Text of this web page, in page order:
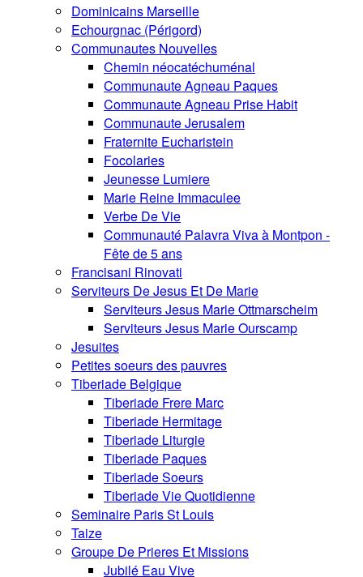
Dominicains Marseille
Echourgnac (Périgord)
Communautes Nouvelles
Chemin néocatéchuménal
Communaute Agneau Paques
Communaute Agneau Prise Habit
Communaute Jerusalem
Fraternite Eucharistein
Focolaries
Jeunesse Lumiere
Marie Reine Immaculee
Verbe De Vie
Communauté Palavra Viva à Montpon -
Fête de 5 ans
Francisani Rinovati
Serviteurs De Jesus Et De Marie
Serviteurs Jesus Marie Ottmarscheim
Serviteurs Jesus Marie Ourscamp
Jesuites
Petites soeurs des pauvres
Tiberiade Belgique
Tiberiade Frere Marc
Tiberiade Hermitage
Tiberiade Liturgie
Tiberiade Paques
Tiberiade Soeurs
Tiberiade Vie Quotidienne
Seminaire Paris St Louis
Taize
Groupe De Prieres Et Missions
Jubilé Eau Vive